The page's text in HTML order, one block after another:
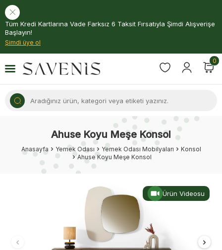
Tüm Kredi Kartlarına Vade Farksız 6 Taksit Fırsatıyla Şimdi Alışverişe
Başlayın!
Şimdi üye ol
0
Ahuse Koyu Meşe Konsol
Anasayfa Yemek Odası Yemek Odası Mobilyaları
Konsol
Ahuse Koyu Meşe Konsol
Ürün Videosu